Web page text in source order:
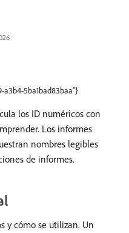
a3b4-5ba1bad83baa"}
los ID numéricos con
Los informes
nombres legibles
de informes.
y cómo se utilizan. Un